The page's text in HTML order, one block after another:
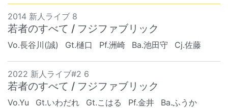
2014 新人ライブ 8
若者のすべて / フジファブリック
Vo.長谷川(誠) Gt.樋口 Pf.洲崎 Ba.池田守 Cj.佐藤
2022 新人ライブ#2 6
若者のすべて / フジファブリック
Vo.Yu Gt.いわだれ Gt.こはる Pf.金井
Ba.ふうか